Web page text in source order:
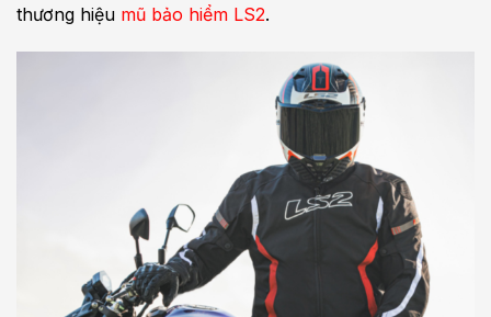
thương hiệu mũ bảo hiểm LS2.